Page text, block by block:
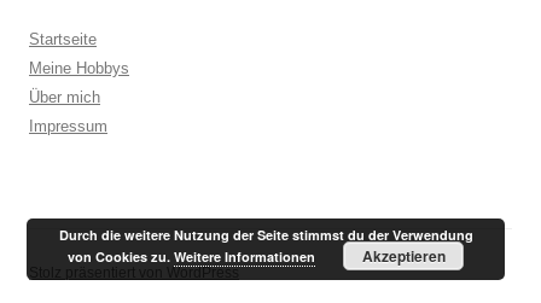
Startseite
Meine Hobbys
Über mich
Impressum
Durch die weitere Nutzung der Seite stimmst du der Verwendung
von Cookies zu.Weitere Informationen Akzeptieren